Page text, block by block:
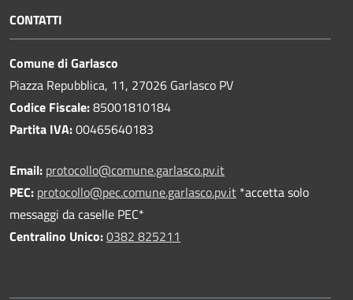
CONTATTI
Comune di Garlasco
Piazza Repubblica, 11, 27026 Garlasco PV
Codice Fiscale:85001810184
Partita IVA:00465640183
Email: protocollo@comune.garlasco.pv.it
PEC: protocollo@pec.comune.garlasco.pv.it *accetta solo
messaggi da caselle PEC*
Centralino Unico:0382 825211